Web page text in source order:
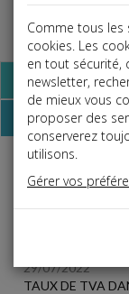
Base documentaire
Dépêches
Liste des
29/07/2022
TAUX DE TVA
Comme tous les
cookies. Les
en tout sécurité,
newsletter,
de mieux vous
proposer des
conserverez
utilisons.
Gérer vos